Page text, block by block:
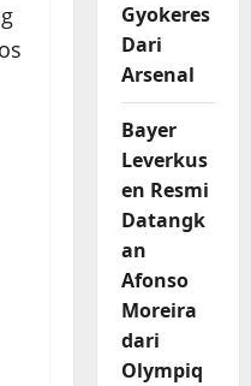
Gyokeres
Dari
Arsenal
Bayer
Leverkus
en Resmi
Datangk
an
Afonso
Moreira
dari
Olympiq